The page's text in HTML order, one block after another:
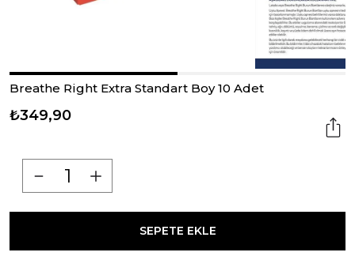
Breathe Right Extra Standart Boy 10 Adet
₺349,90
SEPETE EKLE